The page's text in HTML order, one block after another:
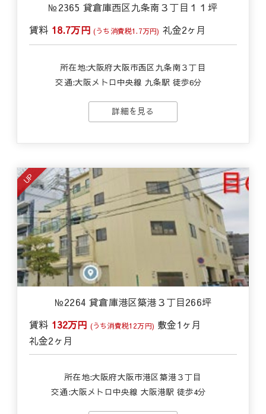
№2365 貸倉庫西区九条南３丁目１１坪
賃料 18.7万円 (うち消費税1.7万円) 礼金2ヶ月
所在地:大阪府大阪市西区九条南３丁目
交通:大阪メトロ中央線 九条駅 徒歩6分
詳細を見る
UP
№2264 貸倉庫港区築港３丁目266坪
賃料 132万円 (うち消費税12万円) 敷金1ヶ月
礼金2ヶ月
所在地:大阪府大阪市港区築港３丁目
交通:大阪メトロ中央線 大阪港駅 徒歩4分